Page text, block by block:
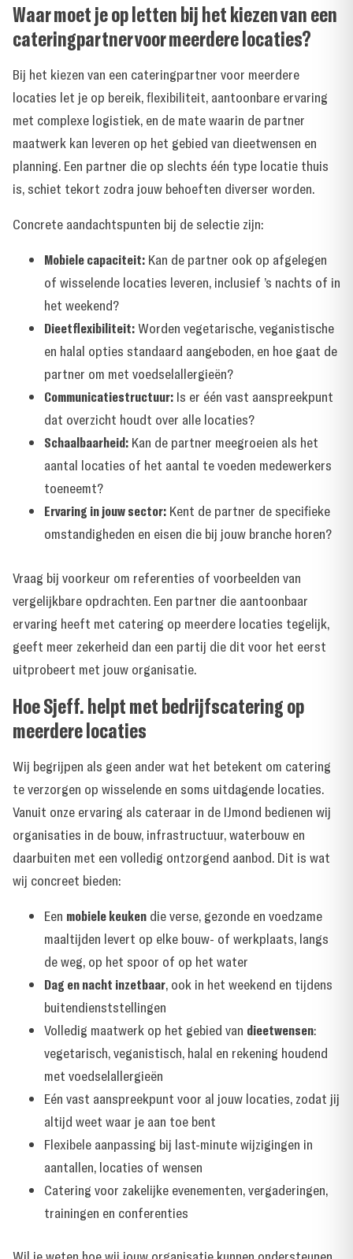
Waar moet je op letten bij het kiezen van een
cateringpartner voor meerdere locaties?
Bij het kiezen van een cateringpartner voor meerdere
locaties let je op bereik, flexibiliteit, aantoonbare ervaring
met complexe logistiek, en de mate waarin de partner
maatwerk kan leveren op het gebied van dieetwensen en
planning. Een partner die op slechts één type locatie thuis
is, schiet tekort zodra jouw behoeften diverser worden.
Concrete aandachtspunten bij de selectie zijn:
Mobiele capaciteit: Kan de partner ook op afgelegen
of wisselende locaties leveren, inclusief ’s nachts of in
het weekend?
Dieetflexibiliteit:Worden vegetarische, veganistische
en halal opties standaard aangeboden, en hoe gaat de
partner om met voedselallergieën?
Communicatiestructuur: Is er één vast aanspreekpunt
dat overzicht houdt over alle locaties?
Schaalbaarheid: Kan de partner meegroeien als het
aantal locaties of het aantal te voeden medewerkers
toeneemt?
Ervaring in jouw sector: Kent de partner de specifieke
omstandigheden en eisen die bij jouw branche horen?
Vraag bij voorkeur om referenties of voorbeelden van
vergelijkbare opdrachten. Een partner die aantoonbaar
ervaring heeft met catering op meerdere locaties tegelijk,
geeft meer zekerheid dan een partij die dit voor het eerst
uitprobeert met jouw organisatie.
Hoe Sjeff. helpt met bedrijfscatering op
meerdere locaties
Wij begrijpen als geen ander wat het betekent om catering
te verzorgen op wisselende en soms uitdagende locaties.
Vanuit onze ervaring als cateraar in de IJmond bedienen wij
organisaties in de bouw, infrastructuur, waterbouw en
daarbuiten met een volledig ontzorgend aanbod. Dit is wat
wij concreet bieden:
Een mobiele keuken die verse, gezonde en voedzame
maaltijden levert op elke bouw- of werkplaats, langs
de weg, op het spoor of op het water
Dag en nacht inzetbaar, ook in het weekend en tijdens
buitendienststellingen
Volledig maatwerk op het gebied van dieetwensen:
vegetarisch, veganistisch, halal en rekening houdend
met voedselallergieën
Eén vast aanspreekpunt voor al jouw locaties, zodat jij
altijd weet waar je aan toe bent
Flexibele aanpassing bij last-minute wijzigingen in
aantallen, locaties of wensen
Catering voor zakelijke evenementen, vergaderingen,
trainingen en conferenties